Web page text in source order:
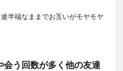
半端なままでお互いがモヤモヤ
会う回数が多く他の友達